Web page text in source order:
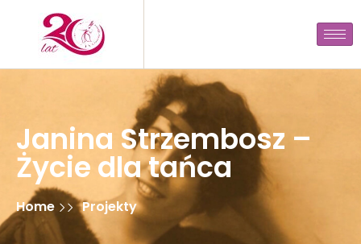
Janina Strzembosz –
Życie dla tańca
Home Projekty